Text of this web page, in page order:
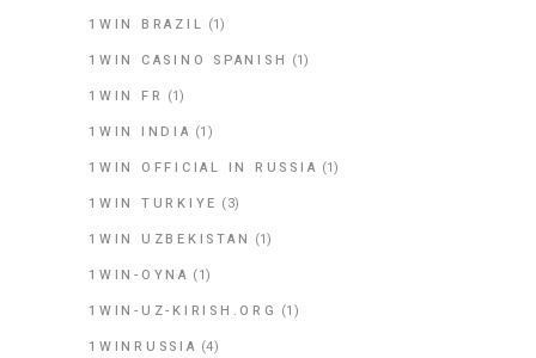
1WIN BRAZIL (1)
1WIN CASINO SPANISH (1)
1WIN FR (1)
1WIN INDIA (1)
1WIN OFFICIAL IN RUSSIA (1)
1WIN TURKIYE (3)
1WIN UZBEKISTAN (1)
1WIN-OYNA (1)
1WIN-UZ-KIRISH.ORG (1)
1WINRUSSIA (4)